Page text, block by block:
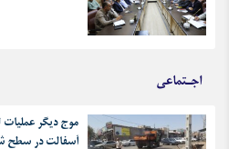
اجـتماعی
موج دیگر
آسفالت در سطح